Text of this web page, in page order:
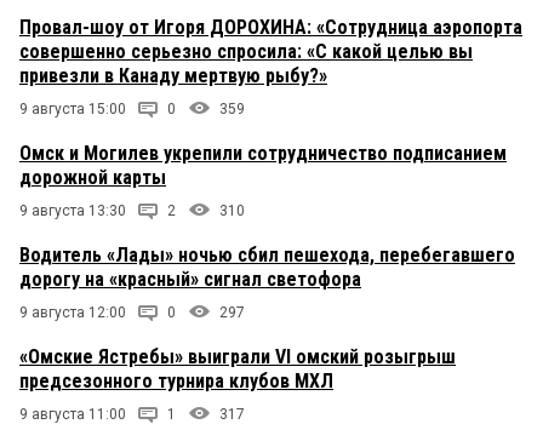
Провал-шоу от Игоря ДОРОХИНА: «Сотрудница аэропорта
совершенно серьезно спросила: «С какой целью вы
привезли в Канаду мертвую рыбу?»
9 августа 15:00 0 359
Омск и Могилев укрепили сотрудничество подписанием
дорожной карты
9 августа 13:30 2 310
Водитель «Лады» ночью сбил пешехода, перебегавшего
дорогу на «красный» сигнал светофора
9 августа 12:00 0 297
«Омские Ястребы» выиграли VI омский розыгрыш
предсезонного турнира клубов МХЛ
9 августа 11:00 1 317